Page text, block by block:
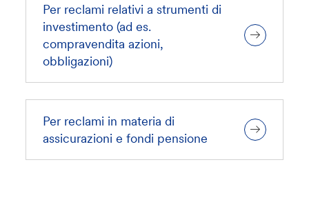
Per reclami relativi a strumenti di
investimento (ad es.
compravendita azioni,
obbligazioni)
Per reclami in materia di
assicurazioni e fondi pensione